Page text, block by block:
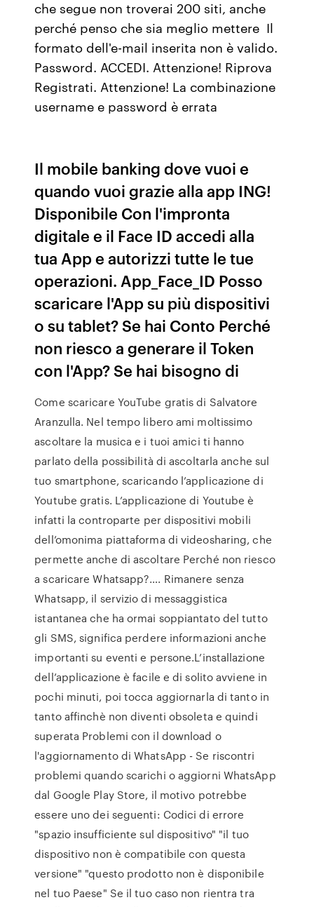
che segue non troverai 200 siti, anche
perché penso che sia meglio mettere Il
formato dell'e-mail inserita non è valido.
Password. ACCEDI. Attenzione! Riprova
Registrati. Attenzione! La combinazione
username e password è errata
Il mobile banking dove vuoi e
quando vuoi grazie alla app ING!
Disponibile Con l'impronta
digitale e il Face ID accedi alla
tua App e autorizzi tutte le tue
operazioni. App_Face_ID Posso
scaricare l'App su più dispositivi
o su tablet? Se hai Conto Perché
non riesco a generare il Token
con l'App? Se hai bisogno di
Come scaricare YouTube gratis di Salvatore
Aranzulla. Nel tempo libero ami moltissimo
ascoltare la musica e i tuoi amici ti hanno
parlato della possibilità di ascoltarla anche sul
tuo smartphone, scaricando l’applicazione di
Youtube gratis. L’applicazione di Youtube è
infatti la controparte per dispositivi mobili
dell’omonima piattaforma di videosharing, che
permette anche di ascoltare Perché non riesco
a scaricare Whatsapp?…. Rimanere senza
Whatsapp, il servizio di messaggistica
istantanea che ha ormai soppiantato del tutto
gli SMS, significa perdere informazioni anche
importanti su eventi e persone.L’installazione
dell’applicazione è facile e di solito avviene in
pochi minuti, poi tocca aggiornarla di tanto in
tanto affinchè non diventi obsoleta e quindi
superata Problemi con il download o
l'aggiornamento di WhatsApp - Se riscontri
problemi quando scarichi o aggiorni WhatsApp
dal Google Play Store, il motivo potrebbe
essere uno dei seguenti: Codici di errore
"spazio insufficiente sul dispositivo" "il tuo
dispositivo non è compatibile con questa
versione" "questo prodotto non è disponibile
nel tuo Paese" Se il tuo caso non rientra tra